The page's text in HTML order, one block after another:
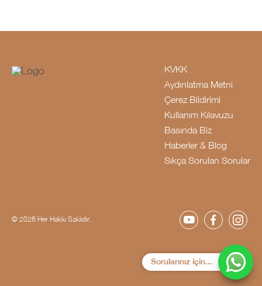
Sorularınız için...
KVKK
Aydınlatma Metni
Çerez Bildirimi
Kullanım Kılavuzu
Basında Biz
Haberler & Blog
Sıkça Sorulan Sorular
© 2026 Her Hakkı Saklıdır.